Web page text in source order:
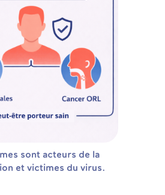
sont acteurs de la
et victimes du virus.